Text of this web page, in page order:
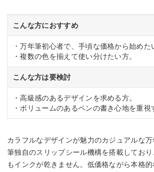
こんな方におすすめ
・万年筆初心者で、手頃な価格から始めた
・複数の色を揃えて使い分けたい方。
こんな方は要検討
・高級感のあるデザインを求める方。
・ボリュームのあるペンの書き心地を重視
カラフルなデザインが魅力のカジュアルな
筆独自のスリップシール機構を搭載してお
もインクが乾きません。低価格ながら本格